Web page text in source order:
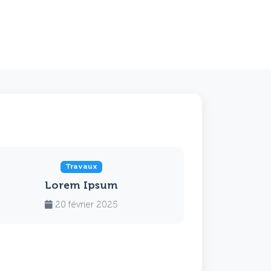
Travaux
Lorem Ipsum
20 février 2025